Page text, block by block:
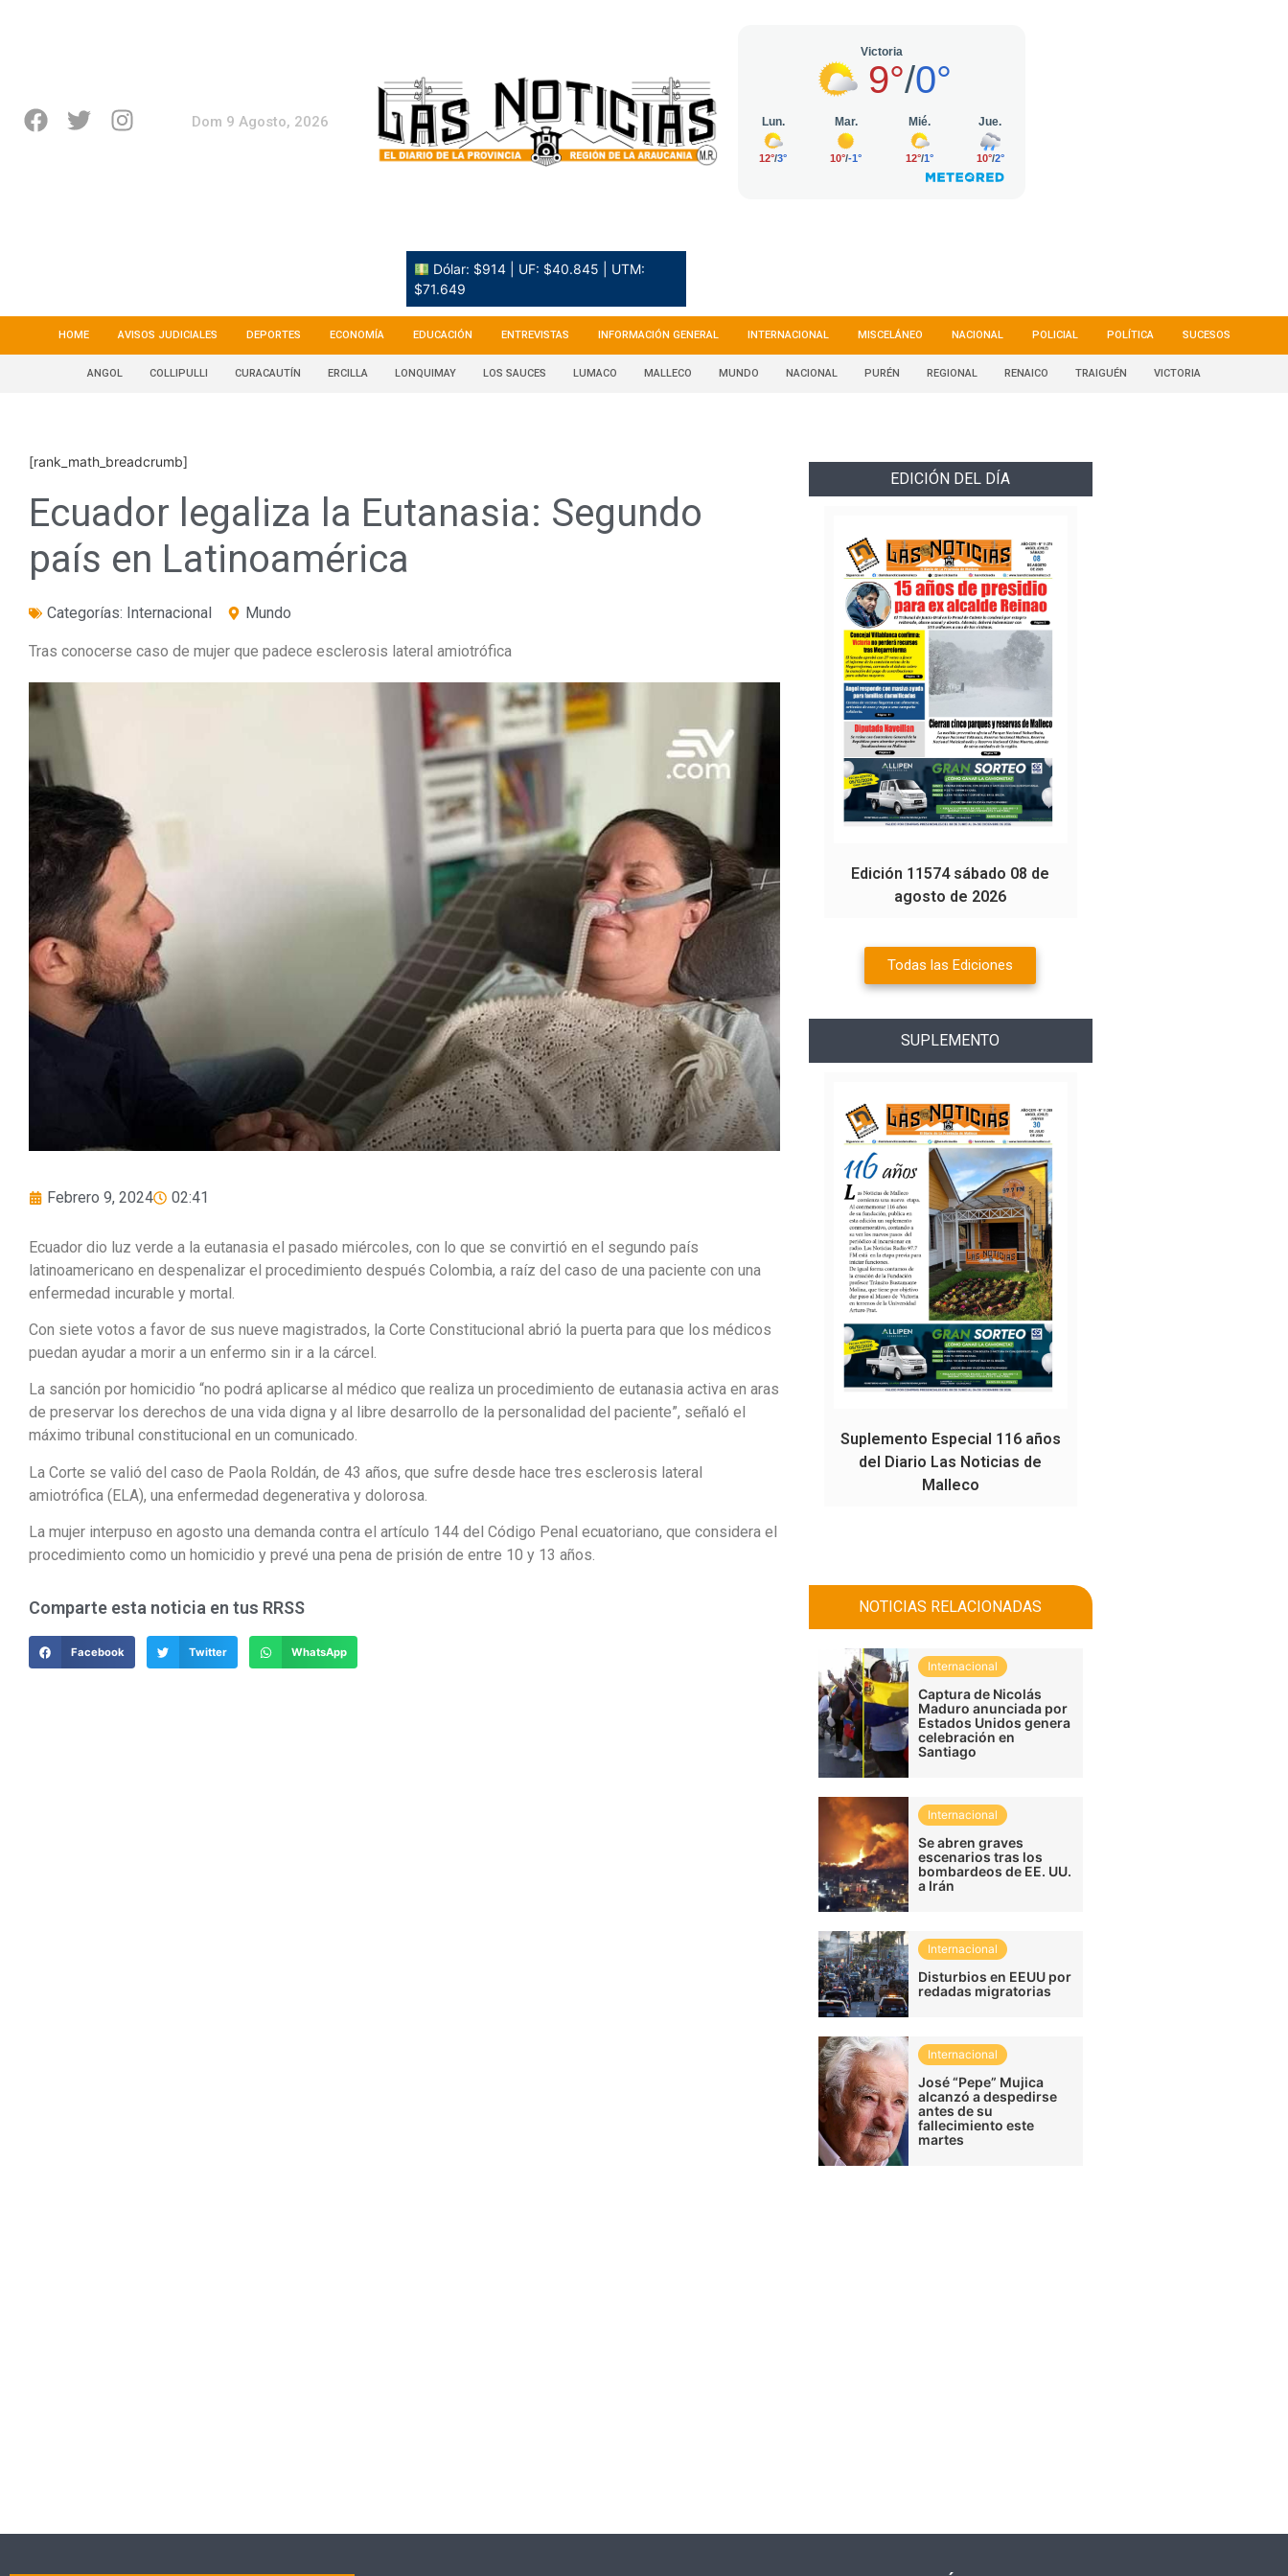
Dom 9 Agosto, 2026
Dólar: $914 | UF: $40.845 | UTM:
$71.649
HOME AVISOS JUDICIALES DEPORTES ECONOMÍA EDUCACIÓN ENTREVISTAS INFORMACIÓN GENERAL INTERNACIONAL MISCELÁNEO NACIONAL POLICIAL POLÍTICA SUCESOS
ANGOL COLLIPULLI CURACAUTÍN ERCILLA LONQUIMAY LOS SAUCES LUMACO MALLECO MUNDO NACIONAL PURÉN REGIONAL RENAICO TRAIGUÉN VICTORIA
[rank_math_breadcrumb]
Ecuador legaliza la Eutanasia: Segundo
país en Latinoamérica
Categorías: Internacional Mundo
Tras conocerse caso de mujer que padece esclerosis lateral amiotrófica
Febrero 9, 2024 02:41
Ecuador dio luz verde a la eutanasia el pasado miércoles, con lo que se convirtió en el segundo país
latinoamericano en despenalizar el procedimiento después Colombia, a raíz del caso de una paciente con una
enfermedad incurable y mortal.
Con siete votos a favor de sus nueve magistrados, la Corte Constitucional abrió la puerta para que los médicos
puedan ayudar a morir a un enfermo sin ir a la cárcel.
La sanción por homicidio “no podrá aplicarse al médico que realiza un procedimiento de eutanasia activa en aras
de preservar los derechos de una vida digna y al libre desarrollo de la personalidad del paciente”, señaló el
máximo tribunal constitucional en un comunicado.
La Corte se valió del caso de Paola Roldán, de 43 años, que sufre desde hace tres esclerosis lateral
amiotrófica (ELA), una enfermedad degenerativa y dolorosa.
La mujer interpuso en agosto una demanda contra el artículo 144 del Código Penal ecuatoriano, que considera el
procedimiento como un homicidio y prevé una pena de prisión de entre 10 y 13 años.
Comparte esta noticia en tus RRSS
Facebook Twitter WhatsApp
EDICIÓN DEL DÍA
Edición 11574 sábado 08 de
agosto de 2026
Todas las Ediciones
SUPLEMENTO
Suplemento Especial 116 años
del Diario Las Noticias de
Malleco
NOTICIAS RELACIONADAS
Internacional
Captura de Nicolás
Maduro anunciada por
Estados Unidos genera
celebración en
Santiago
Internacional
Se abren graves
escenarios tras los
bombardeos de EE. UU.
a Irán
Internacional
Disturbios en EEUU por
redadas migratorias
Internacional
José “Pepe” Mujica
alcanzó a despedirse
antes de su
fallecimiento este
martes